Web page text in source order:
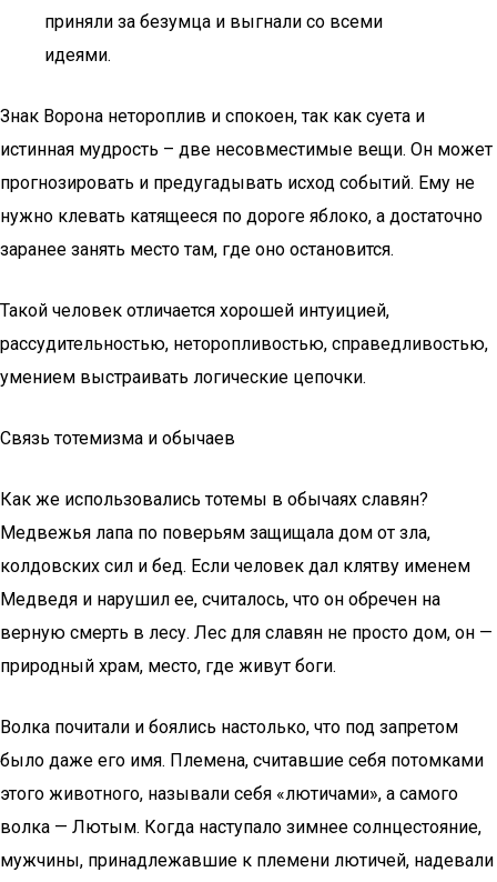
приняли за безумца и выгнали со всеми
идеями.
Знак Ворона нетороплив и спокоен, так как суета и
истинная мудрость – две несовместимые вещи. Он может
прогнозировать и предугадывать исход событий. Ему не
нужно клевать катящееся по дороге яблоко, а достаточно
заранее занять место там, где оно остановится.
Такой человек отличается хорошей интуицией,
рассудительностью, неторопливостью, справедливостью,
умением выстраивать логические цепочки.
Связь тотемизма и обычаев
Как же использовались тотемы в обычаях славян?
Медвежья лапа по поверьям защищала дом от зла,
колдовских сил и бед. Если человек дал клятву именем
Медведя и нарушил ее, считалось, что он обречен на
верную смерть в лесу. Лес для славян не просто дом, он —
природный храм, место, где живут боги.
Волка почитали и боялись настолько, что под запретом
было даже его имя. Племена, считавшие себя потомками
этого животного, называли себя «лютичами», а самого
волка — Лютым. Когда наступало зимнее солнцестояние,
мужчины, принадлежавшие к племени лютичей, надевали